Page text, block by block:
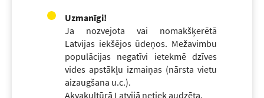
Uzmanīgi!
Ja nozvejota vai nomakšķerētā
Latvijas iekšējos ūdeņos. Mežavimbu
populācijas negatīvi ietekmē dzīves
vides apstākļu izmaiņas (nārsta vietu
aizaugšana u.c.).
Akvakultūrā Latvijā netiek audzēta.